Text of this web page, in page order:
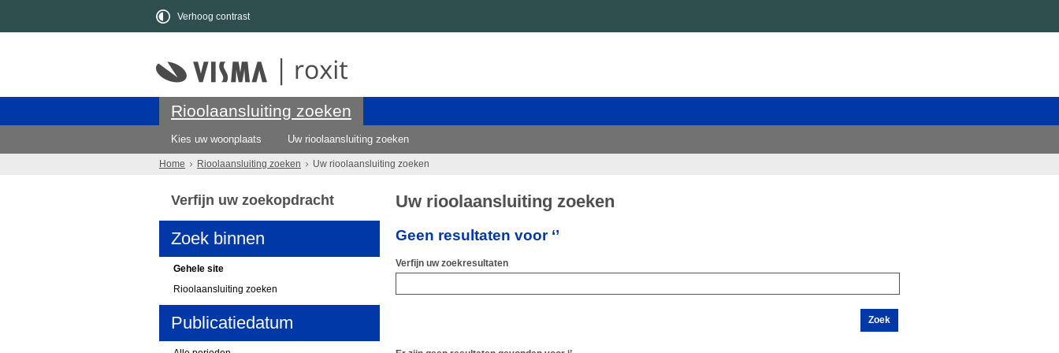
Verhoog contrast
Rioolaansluiting zoeken
Kies uw woonplaats Uw rioolaansluiting zoeken
Home Rioolaansluiting zoeken Uw rioolaansluiting zoeken
Uw rioolaansluiting zoeken
Geen resultaten voor ‘’
Verfijn uw zoekresultaten
Verfijn uw zoekopdracht
Zoek binnen
Gehele site
Rioolaansluiting zoeken
Publicatiedatum